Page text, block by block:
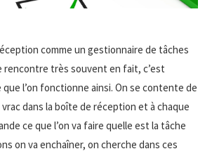
comme un gestionnaire de tâches
rencontre très souvent en fait, c’est
l’on fonctionne ainsi. On se contente de
dans la boîte de réception et à chaque
ce que l’on va faire quelle est la tâche
on va enchaîner, on cherche dans ces